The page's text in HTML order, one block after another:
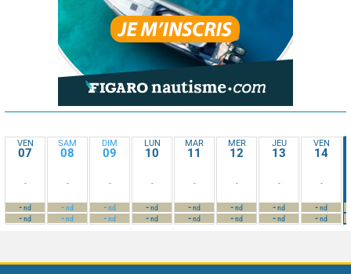
VEN
07
-
-nd
-nd
SAM
08
-
-nd
-nd
DIM
09
-
-nd
-nd
LUN
10
-
-nd
-nd
MAR
11
-
-nd
-nd
MER
12
-
-nd
-nd
JEU
13
-
-nd
-nd
VEN
14
-
-nd
-nd